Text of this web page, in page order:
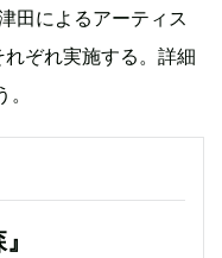
田によるアーティス
ぞれ実施する。詳細